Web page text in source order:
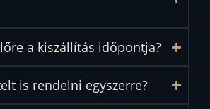
a kiszállítás időpontja?
is rendelni egyszerre?